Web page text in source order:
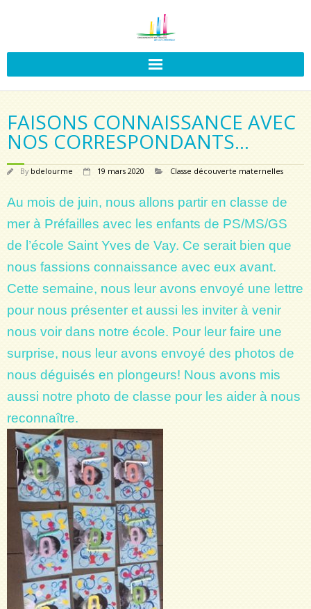
FAISONS CONNAISSANCE AVEC
NOS CORRESPONDANTS…
By bdelourme 19 mars 2020 Classe découverte maternelles
Au mois de juin, nous allons partir en classe de
mer à Préfailles avec les enfants de PS/MS/GS
de l’école Saint Yves de Vay. Ce serait bien que
nous fassions connaissance avec eux avant.
Cette semaine, nous leur avons envoyé une lettre
pour nous présenter et aussi les inviter à venir
nous voir dans notre école. Pour leur faire une
surprise, nous leur avons envoyé des photos de
nous déguisés en plongeurs! Nous avons mis
aussi notre photo de classe pour les aider à nous
reconnaître.